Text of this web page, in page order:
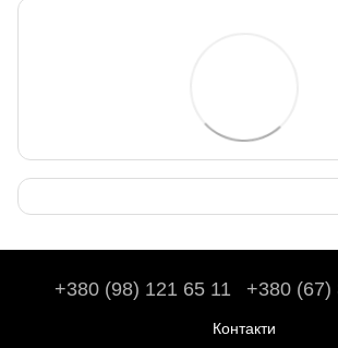
+380 (98) 121 65 11 +380 (67)
Контакти